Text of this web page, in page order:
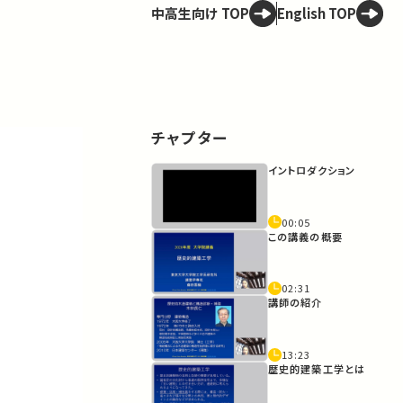
中高生向け TOP English TOP
チャプター
イントロダクション
00:05
この講義の概要
02:31
講師の紹介
13:23
歴史的建築工学とは